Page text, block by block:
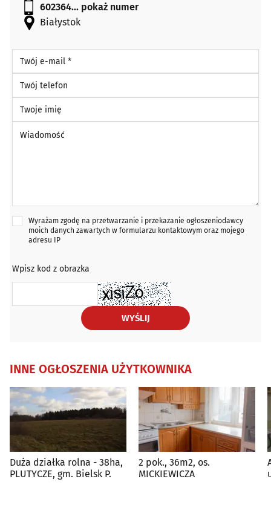
602364... pokaż numer
Białystok
Wyrażam zgodę na przetwarzanie i przekazanie ogłoszeniodawcy
moich danych zawartych w formularzu kontaktowym oraz mojego
adresu IP
Wpisz kod z obrazka
WYŚLIJ
INNE OGŁOSZENIA UŻYTKOWNIKA
Duża działka rolna - 38ha,
PLUTYCZE, gm. Bielsk P.
2 pok., 36m2, os.
MICKIEWICZA